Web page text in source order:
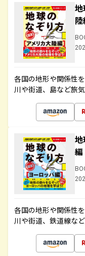
各国の地形や関係性
川や街道、島など旅
編
各国の地形や関係性
川や街道、鉄道線な